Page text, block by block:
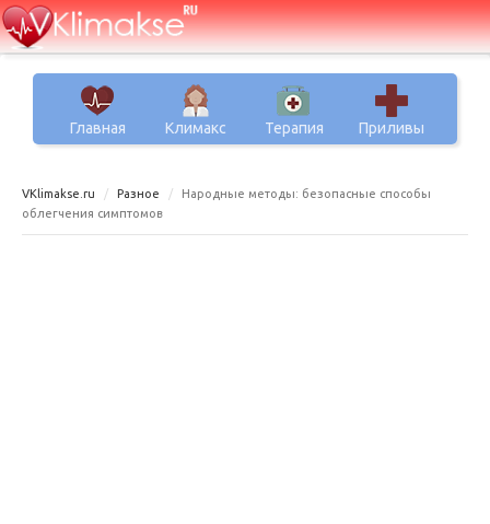
Главная Климакс Терапия Приливы
VKlimakse.ru Разное
Народные методы: безопасные способы
облегчения симптомов